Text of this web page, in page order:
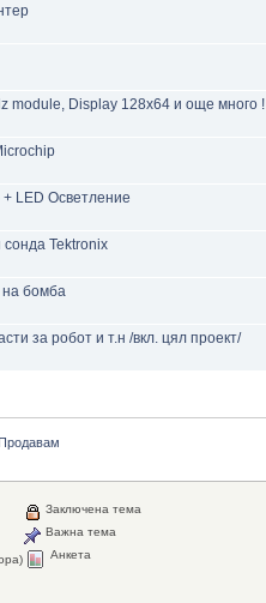
module, Display 128х64 и още много !
+ LED Осветление
Tektronix
на бомба
за робот и т.н /вкл. цял проект/
Заключена тема
Важна тема
Анкета